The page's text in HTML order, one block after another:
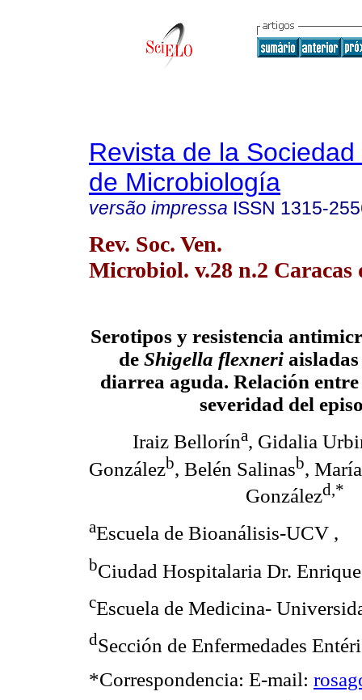
Revista de la
de Microbiología
versão impressa ISSN 1315-
Rev. Soc. Ven.
Microbiol. v.28 n.2 Caracas
Serotipos y resistencia
de Shigella flexneri
diarrea aguda. Relación
severidad del
Iraiz Bellorína, Gidalia
Gonzálezb, Belén Salinasb,
Gonzálezd,*
aEscuela de Bioanálisis-UCV ,
bCiudad Hospitalaria Dr.
cEscuela de Medicina-
dSección de Enfermedades
*Correspondencia: E-mail: